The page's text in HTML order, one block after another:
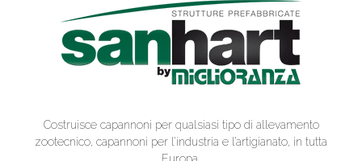
Costruisce capannoni per qualsiasi tipo di allevamento
zootecnico, capannoni per l’industria e l’artigianato, in tutta